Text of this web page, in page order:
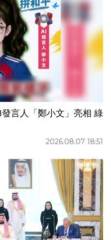
言人「鄭小文」亮相 綠
2026.08.07 18:51